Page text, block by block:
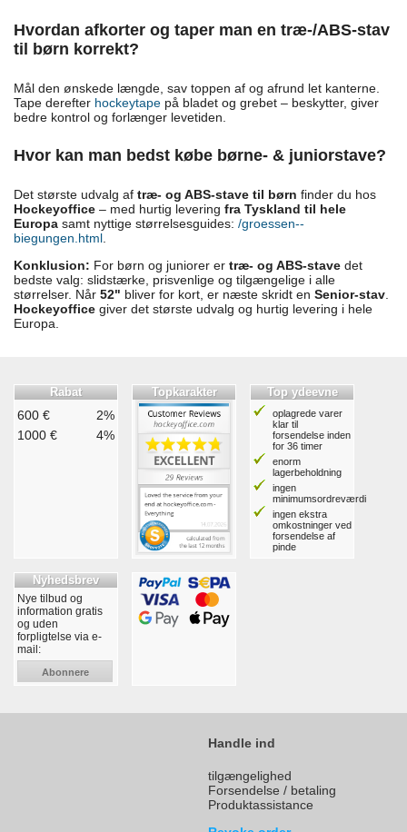
Hvordan afkorter og taper man en træ-/ABS-stav
til børn korrekt?
Mål den ønskede længde, sav toppen af og afrund let kanterne.
Tape derefter hockeytape på bladet og grebet – beskytter, giver
bedre kontrol og forlænger levetiden.
Hvor kan man bedst købe børne- & juniorstave?
Det største udvalg af træ- og ABS-stave til børn finder du hos
Hockeyoffice – med hurtig levering fra Tyskland til hele
Europa samt nyttige størrelsesguides: /groessen--
biegungen.html
Konklusion: For børn og juniorer er træ- og ABS-stave det
bedste valg: slidstærke, prisvenlige og tilgængelige i alle
størrelser. Når 52" bliver for kort, er næste skridt en Senior-stav
Hockeyoffice giver det største udvalg og hurtig levering i hele
Europa.
Rabat
600 €
2%
1000 €
4%
Topkarakter Top ydeevne
oplagrede varer
klar til
forsendelse inden
for 36 timer
enorm
lagerbeholdning
ingen
minimumsordreværdi
ingen ekstra
omkostninger ved
forsendelse af
pinde
Nyhedsbrev
Nye tilbud og
information gratis
og uden
forpligtelse via e-
mail:
Abonnere
Handle ind
tilgængelighed
Forsendelse / betaling
Produktassistance